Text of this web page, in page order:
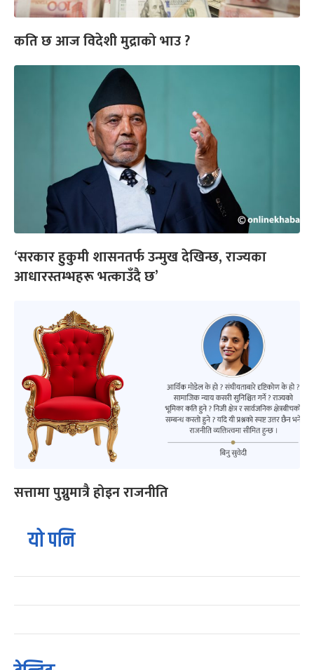
कति छ आज विदेशी मुद्राको भाउ ?
‘सरकार हुकुमी शासनतर्फ उन्मुख देखिन्छ, राज्यका
आधारस्तम्भहरू भत्काउँदै छ’
सत्तामा पुग्नुमात्रै होइन राजनीति
यो पनि